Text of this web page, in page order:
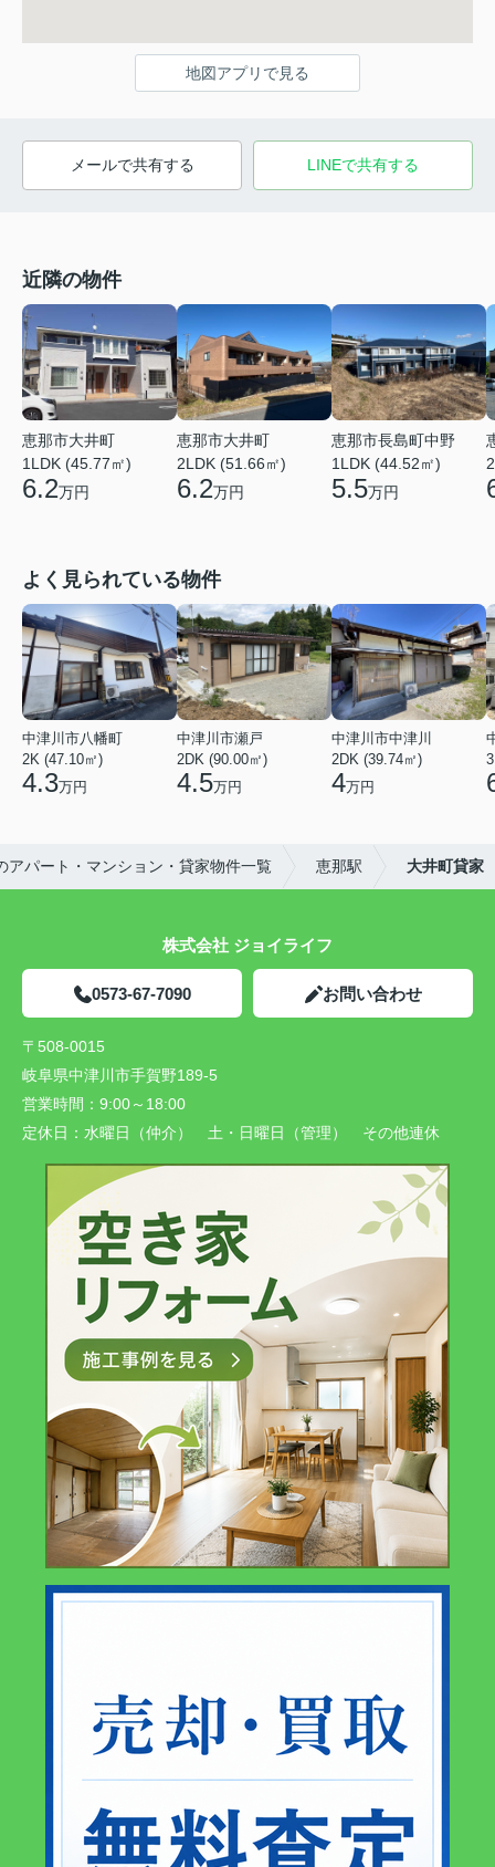
地図アプリで見る
メールで共有する LINEで共有する
近隣の物件
恵那市大井町
1LDK (45.77㎡)
6.2万円
恵那市大井町
2LDK (51.66㎡)
6.2万円
恵那市長島町中野
1LDK (44.52㎡)
5.5万円
よく見られている物件
中津川市八幡町
2K (47.10㎡)
4.3万円
中津川市瀬戸
2DK (90.00㎡)
4.5万円
中津川市中津川
2DK (39.74㎡)
4万円
アパート・マンション・貸家物件一覧 恵那駅 大井町貸家
株式会社 ジョイライフ
0573-67-7090 お問い合わせ
〒508-0015
岐阜県中津川市手賀野189-5
営業時間： 9:00～18:00
定休日： 水曜日（仲介） 土・日曜日（管理） その他連休